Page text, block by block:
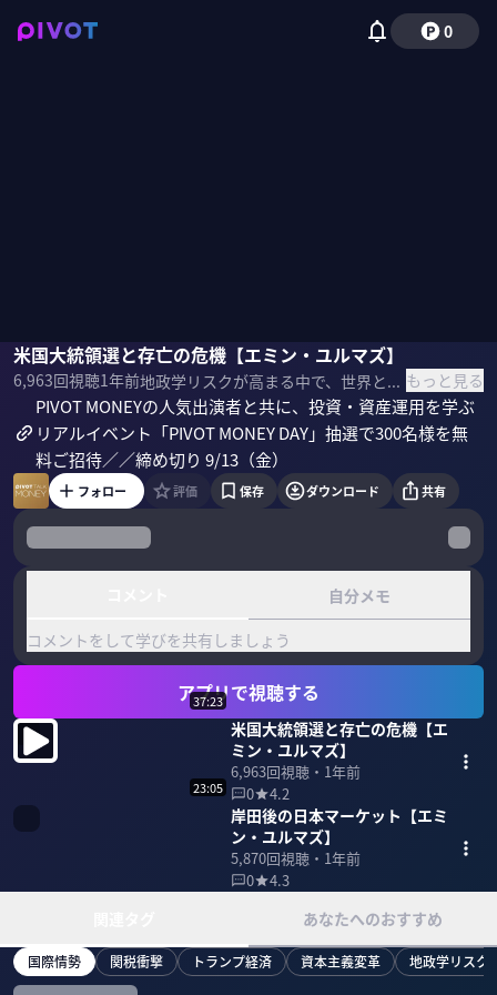
0
米国大統領選と存亡の危機【エミン・ユルマズ】
6,963回視聴1年前 地政学リスクが高まる中で、世界と日本のマーケットはどう動くのか？大統領選の分析を含めて、米国と日本の経済・マーケットをエコノミストのエミン・ユルマズ氏に展望してもらった。 ＜ゲスト＞ エミン・ユルマズ｜エコノミスト トルコ・イスタンブール出身。16歳で国際生物学オリンピックの世界チャンピオンに。1997年に日本に留学。1年後に東京大学理科一類に合格、その後同大学院で生命工学修士を取得。2006年野村證券入社、投資銀行部門、機関投資家営業部門に携わった後、複眼経済塾の取締役・塾頭を経て、現在各種メディアとSNSで情報発信中。 ＜参考書籍＞ 『無敵の日本経済！ 株とゴールドの「先読み」投資術』 もっと見る
エミン・ユルマズ佐々木紀彦
PIVOT MONEYの人気出演者と共に、投資・資産運用を学ぶ
リアルイベント「PIVOT MONEY DAY」抽選で300名様を無
料ご招待／／締め切り 9/13（金）
フォロー 評価 保存 ダウンロード 共有
自分メモ
コメントをして学びを共有しましょう
アプリで視聴する
37:23
米国大統領選と存亡の危機【エ
ミン・ユルマズ】
6,963回視聴・ 1年前
0
4.2
23:05
岸田後の日本マーケット【エミ
ン・ユルマズ】
5,870回視聴・ 1年前
0
4.3
あなたへのおすすめ
国際情勢 関税衝撃 トランプ経済 資本主義変革 地政学リスク